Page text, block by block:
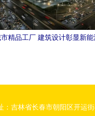
精品工厂 建筑设计彰显新能
：吉林省长春市朝阳区开运